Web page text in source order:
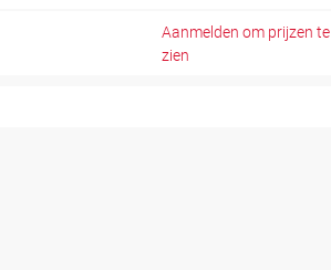
Aanmelden om prijzen te
zien